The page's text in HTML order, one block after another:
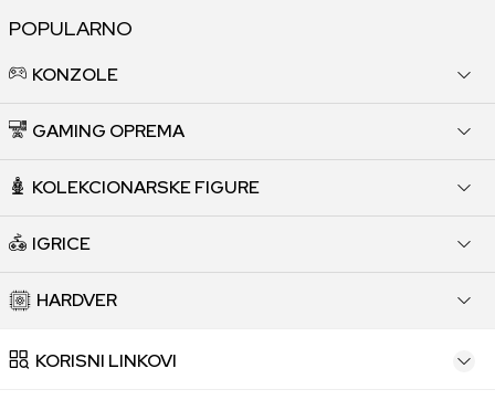
POPULARNO
KONZOLE
GAMING OPREMA
KOLEKCIONARSKE FIGURE
IGRICE
HARDVER
KORISNI LINKOVI